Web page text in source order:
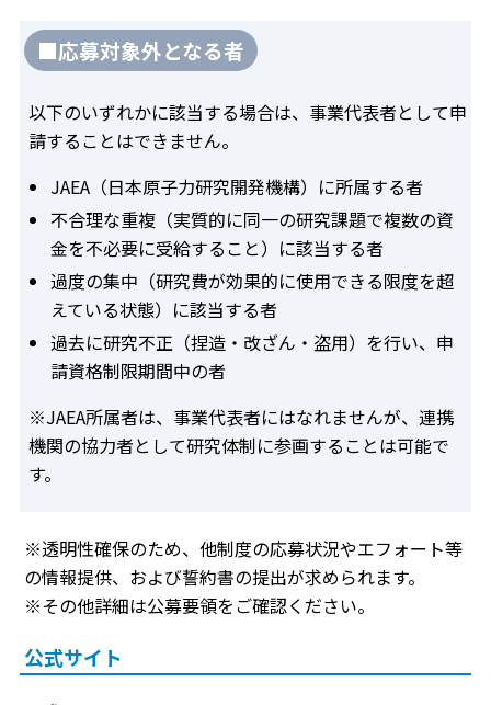
■応募対象外となる者
以下のいずれかに該当する場合は、事業代表者として申
請することはできません。
JAEA（日本原子力研究開発機構）に所属する者
不合理な重複（実質的に同一の研究課題で複数の資
金を不必要に受給すること）に該当する者
過度の集中（研究費が効果的に使用できる限度を超
えている状態）に該当する者
過去に研究不正（捏造・改ざん・盗用）を行い、申
請資格制限期間中の者
※JAEA所属者は、事業代表者にはなれませんが、連携
機関の協力者として研究体制に参画することは可能で
す。
※透明性確保のため、他制度の応募状況やエフォート等
の情報提供、および誓約書の提出が求められます。
※その他詳細は公募要領をご確認ください。
公式サイト